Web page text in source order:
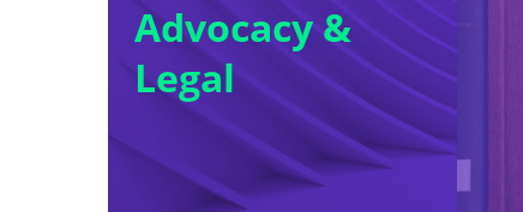
Advocacy &
Legal